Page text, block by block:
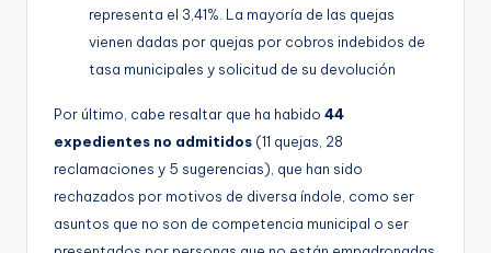
representa el 3,41%. La mayoría de las quejas
vienen dadas por quejas por cobros indebidos de
tasa municipales y solicitud de su devolución
Por último, cabe resaltar que ha habido 44
expedientes no admitidos (11 quejas, 28
reclamaciones y 5 sugerencias), que han sido
rechazados por motivos de diversa índole, como ser
asuntos que no son de competencia municipal o ser